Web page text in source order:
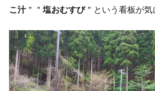
こ汁＂＂ 塩おむすび＂という看板が気